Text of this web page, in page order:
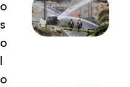
o
s
o
l
o